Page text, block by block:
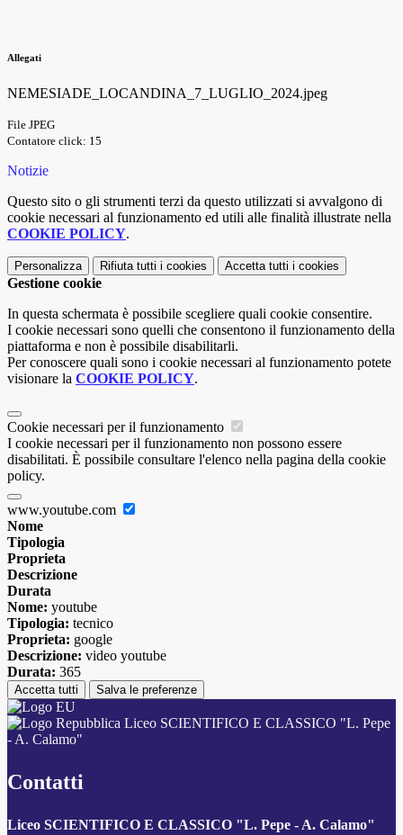
Allegati
NEMESIADE_LOCANDINA_7_LUGLIO_2024.jpeg
File JPEG
Contatore click: 15
Notizie
Questo sito o gli strumenti terzi da questo utilizzati si avvalgono di
cookie necessari al funzionamento ed utili alle finalità illustrate nella
COOKIE POLICY.
Personalizza Rifiuta tutti i cookies Accetta tutti i cookies
Gestione cookie
In questa schermata è possibile scegliere quali cookie consentire.
I cookie necessari sono quelli che consentono il funzionamento della
piattaforma e non è possibile disabilitarli.
Per conoscere quali sono i cookie necessari al funzionamento potete
visionare la COOKIE POLICY.
Cookie necessari per il funzionamento
I cookie necessari per il funzionamento non possono essere
disabilitati. È possibile consultare l'elenco nella pagina della cookie
policy.
www.youtube.com
Nome
Tipologia
Proprieta
Descrizione
Durata
Nome: youtube
Tipologia: tecnico
Proprieta: google
Descrizione: video youtube
Durata: 365
Accetta tutti Salva le preferenze
Liceo SCIENTIFICO E CLASSICO "L. Pepe
- A. Calamo"
Contatti
Liceo SCIENTIFICO E CLASSICO "L. Pepe - A. Calamo"